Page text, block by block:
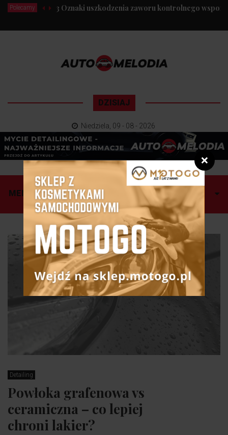
Polecamy 3 Oznaki uszkodzenia zaworu kontrolnego
DZISIAJ
Niedziela 09 - 08 - 2026
MENU
Detailing
Powłoka grafenowa vs
ceramiczna – co lepiej
chroni lakier?
❌